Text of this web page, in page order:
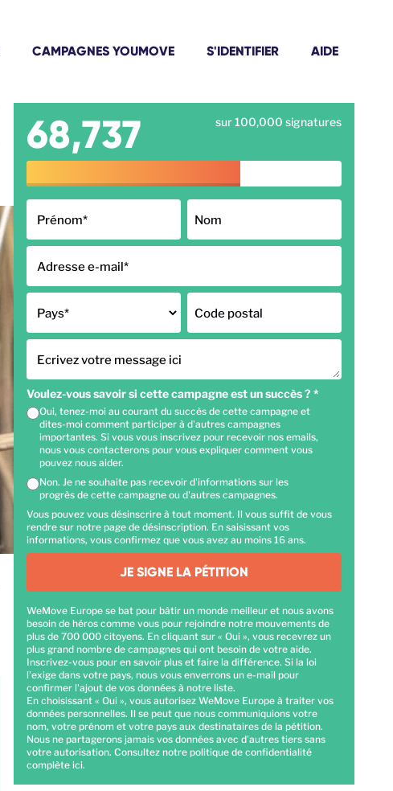
CAMPAGNES YOUMOVE S'IDENTIFIER AIDE
68,737 sur 100,000 signatures
Prénom* Nom
Adresse e-mail*
Pays* Code postal
Ecrivez votre message ici
Voulez-vous savoir si cette campagne est un succès ? *
Oui, tenez-moi au courant du succès de cette campagne et
dites-moi comment participer à d'autres campagnes
importantes. Si vous vous inscrivez pour recevoir nos emails,
nous vous contacterons pour vous expliquer comment vous
pouvez nous aider.
Non. Je ne souhaite pas recevoir d'informations sur les
progrès de cette campagne ou d'autres campagnes.
Vous pouvez vous désinscrire à tout moment. Il vous suffit de vous
rendre sur notre page de désinscription. En saisissant vos
informations, vous confirmez que vous avez au moins 16 ans.
JE SIGNE LA PÉTITION
WeMove Europe se bat pour bâtir un monde meilleur et nous avons
besoin de héros comme vous pour rejoindre notre mouvements de
plus de 700 000 citoyens. En cliquant sur « Oui », vous recevrez un
plus grand nombre de campagnes qui ont besoin de votre aide.
Inscrivez-vous pour en savoir plus et faire la différence. Si la loi
l'exige dans votre pays, nous vous enverrons un e-mail pour
confirmer l'ajout de vos données à notre liste.
En choisissant « Oui », vous autorisez WeMove Europe à traiter vos
données personnelles. Il se peut que nous communiquions votre
nom, votre prénom et votre pays aux destinataires de la pétition.
Nous ne partagerons jamais vos données avec d'autres tiers sans
votre autorisation. Consultez notre politique de confidentialité
complète ici.